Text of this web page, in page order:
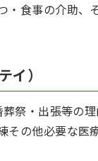
・食事の介助
イ）
祭・出張等の
その他必要な